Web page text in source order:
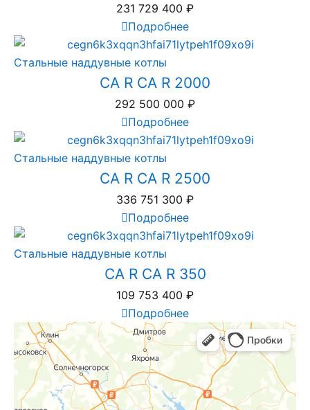
231 729 400 ₽
Подробнее
Стальные наддувные котлы
CA R CA R 2000
292 500 000 ₽
Подробнее
Стальные наддувные котлы
CA R CA R 2500
336 751 300 ₽
Подробнее
Стальные наддувные котлы
CA R CA R 350
109 753 400 ₽
Подробнее